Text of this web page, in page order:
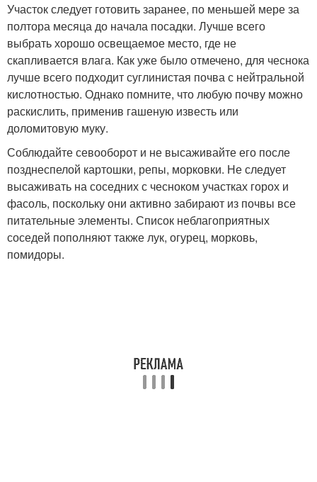
Участок следует готовить заранее, по меньшей мере за
полтора месяца до начала посадки. Лучше всего
выбрать хорошо освещаемое место, где не
скапливается влага. Как уже было отмечено, для чеснока
лучше всего подходит суглинистая почва с нейтральной
кислотностью. Однако помните, что любую почву можно
раскислить, применив гашеную известь или
доломитовую муку.
Соблюдайте севооборот и не высаживайте его после
позднеспелой картошки, репы, морковки. Не следует
высаживать на соседних с чесноком участках горох и
фасоль, поскольку они активно забирают из почвы все
питательные элементы. Список неблагоприятных
соседей пополняют также лук, огурец, морковь,
помидоры.